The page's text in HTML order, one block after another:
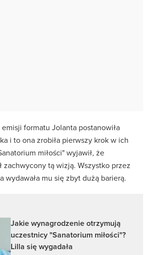
emisji formatu Jolanta postanowiła
i to ona zrobiła pierwszy krok w ich
miłości" wyjawił, że
zachwycony tą wizją. Wszystko przez
wydawała mu się zbyt dużą barierą.
Jakie wynagrodzenie otrzymują
uczestnicy "Sanatorium miłości"?
Lilla się wygadała